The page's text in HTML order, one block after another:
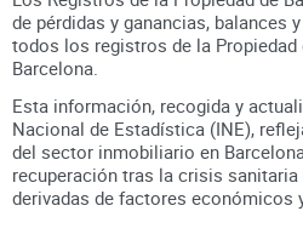
de pérdidas y ganancias, balances
todos los registros de la Propiedad
Barcelona
Esta información, recogida y
Nacional de Estadística (INE),
del sector inmobiliario en Barcelona
recuperación tras la crisis
derivadas de factores económicos